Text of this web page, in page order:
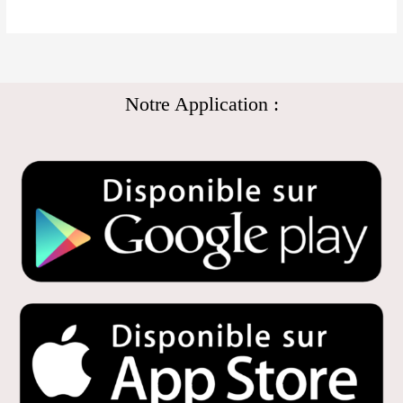
Notre Application :